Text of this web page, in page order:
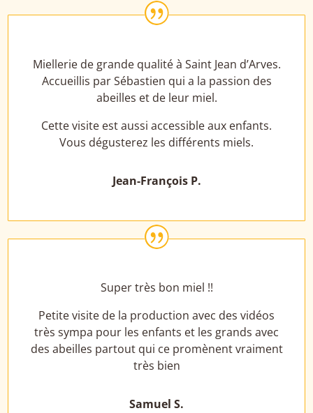
|
Miellerie de grande qualité à Saint Jean d’Arves.
Accueillis par Sébastien qui a la passion des
abeilles et de leur miel.
Cette visite est aussi accessible aux enfants.
Vous dégusterez les différents miels.
Jean-François P.
|
Super très bon miel !!
Petite visite de la production avec des vidéos
très sympa pour les enfants et les grands avec
des abeilles partout qui ce promènent vraiment
très bien
Samuel S.